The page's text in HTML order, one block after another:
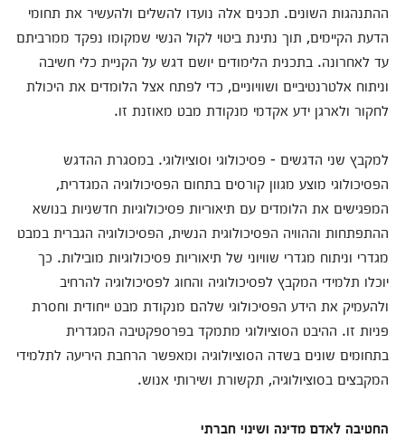
ההתנהגות השונים. תכנים אלה נועדו להשלים ולהעשיר את תחומי
הדעת הקיימים, תוך נתינת ביטוי לקול הנשי שמקומו נפקד ממרביתם
עד לאחרונה. בתכנית הלימודים יושם דגש על הקניית כלי חשיבה
וניתוח אלטרנטיביים ושוויוניים, כדי לפתח אצל הלומדים את היכולת
לחקור ולארגן ידע אקדמי מנקודת מבט מאוזנת זו.
למקבץ שני הדגשים - פסיכולוגי וסוציולוגי. במסגרת ההדגש
הפסיכולוגי מוצע מגוון קורסים בתחום הפסיכולוגיה המגדרית,
המפגישים את הלומדים עם תיאוריות פסיכולוגיות חדשניות בנושא
ההתפתחות וההוויה הפסיכולוגית הנשית, הפסיכולוגיה הגברית במבט
מגדרי וניתוח מגדרי שוויוני של תיאוריות פסיכולוגיות מובילות. כך
יוכלו תלמידי המקבץ לפסיכולוגיה והחוג לפסיכולוגיה להרחיב
ולהעמיק את הידע הפסיכולוגי שלהם מנקודת מבט ייחודית וחסרת
פניות זו. ההיבט הסוציולוגי מתמקד בפרספקטיבה המגדרית
בתחומים שונים בשדה הסוציולוגיה ומאפשר הרחבת היריעה לתלמידי
המקבצים בסוציולוגיה, תקשורת ושירותי אנוש.
החטיבה לאדם מדינה ושינוי חברתי